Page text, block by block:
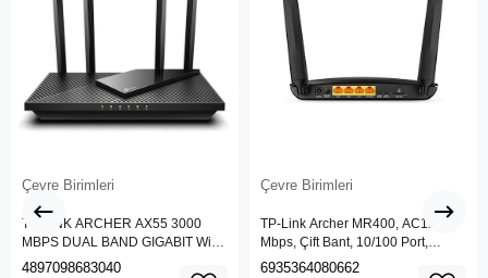
Çevre Birimleri
TP-LINK ARCHER AX55 3000
MBPS DUAL BAND GIGABIT Wi-Fi
6 ROUTER
4897098683040
Çevre Birimleri
TP-Link Archer MR400, AC1200
Mbps, Çift Bant, 10/100 Port,
4G/3G SIM Yuvası, Kablosuz 4G
6935364080662